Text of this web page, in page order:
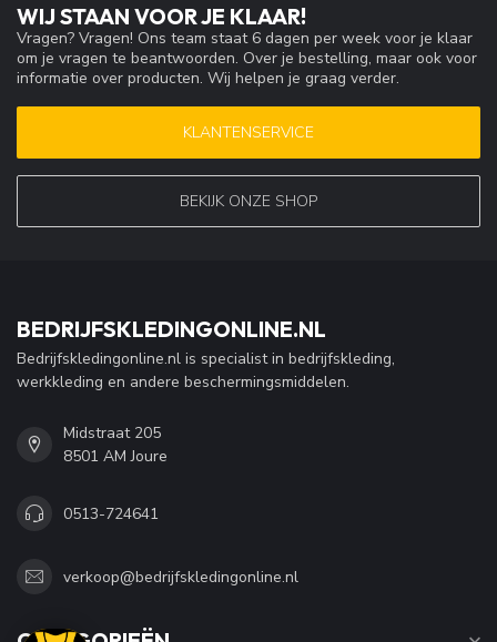
WIJ STAAN VOOR JE KLAAR!
Vragen? Vragen! Ons team staat 6 dagen per week voor je klaar
om je vragen te beantwoorden. Over je bestelling, maar ook voor
informatie over producten. Wij helpen je graag verder.
KLANTENSERVICE
BEKIJK ONZE SHOP
BEDRIJFSKLEDINGONLINE.NL
Bedrijfskledingonline.nl is specialist in bedrijfskleding,
werkkleding en andere beschermingsmiddelen.
Midstraat 205
8501 AM Joure
0513-724641
verkoop@bedrijfskledingonline.nl